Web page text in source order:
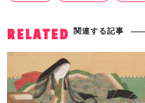
RELATED 関連する記事